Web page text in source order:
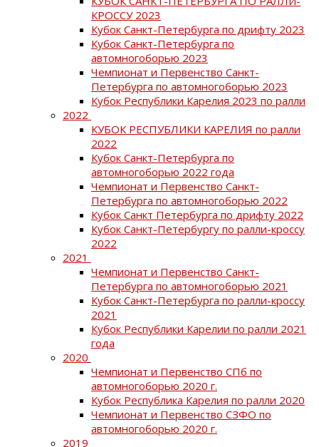
КРОССУ 2023
Кубок Санкт-Петербурга по дрифту 2023
Кубок Санкт-Петербурга по
автомногоборью 2023
Чемпионат и Первенство Санкт-
Петербурга по автомногоборью 2023
Кубок Республики Карелия 2023 по ралли
2022
КУБОК РЕСПУБЛИКИ КАРЕЛИЯ по ралли
2022
Кубок Санкт-Петербурга по
автомногоборью 2022 года
Чемпионат и Первенство Санкт-
Петербурга по автомногоборью 2022
Кубок Санкт Петербурга по дрифту 2022
Кубок Санкт-Петербургу по ралли-кроссу
2022
2021
Чемпионат и Первенство Санкт-
Петербурга по автомногоборью 2021
Кубок Санкт-Петербурга по ралли-кроссу
2021
Кубок Республики Карелии по ралли 2021
года
2020
Чемпионат и Первенство СПб по
автомногоборью 2020 г.
Кубок Республика Карелия по ралли 2020
Чемпионат и Первенство СЗФО по
автомногоборью 2020 г.
2019